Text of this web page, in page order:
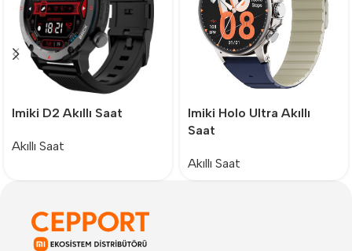
Imiki D2 Akıllı Saat
Akıllı Saat
Imiki Holo Ultra Akıllı
Saat
Akıllı Saat